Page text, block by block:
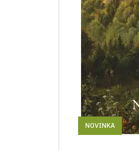
NOVINKA